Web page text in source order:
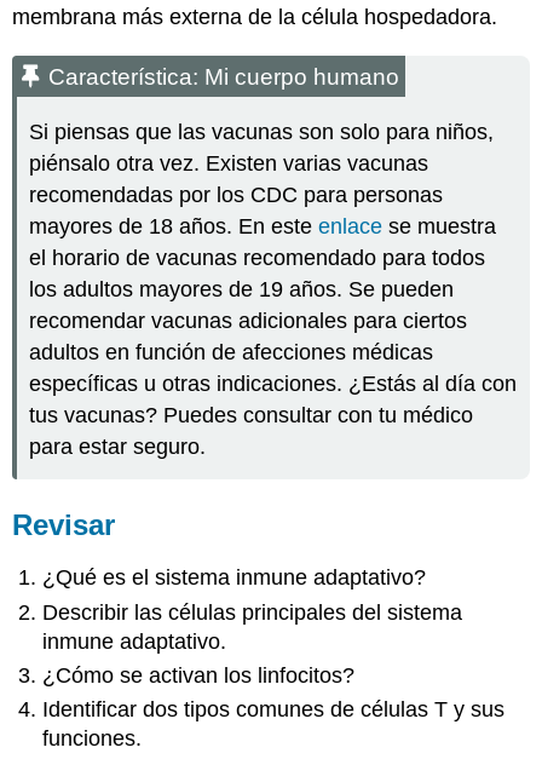
membrana más externa de la célula hospedadora.
Característica: Mi cuerpo humano
Si piensas que las vacunas son solo para niños,
piénsalo otra vez. Existen varias vacunas
recomendadas por los CDC para personas
mayores de 18 años. En esteenlace se muestra
el horario de vacunas recomendado para todos
los adultos mayores de 19 años. Se pueden
recomendar vacunas adicionales para ciertos
adultos en función de afecciones médicas
específicas u otras indicaciones. ¿Estás al día con
tus vacunas? Puedes consultar con tu médico
para estar seguro.
Revisar
¿Qué es el sistema inmune adaptativo?
Describir las células principales del sistema
inmune adaptativo.
¿Cómo se activan los linfocitos?
Identificar dos tipos comunes de células T y sus
funciones.